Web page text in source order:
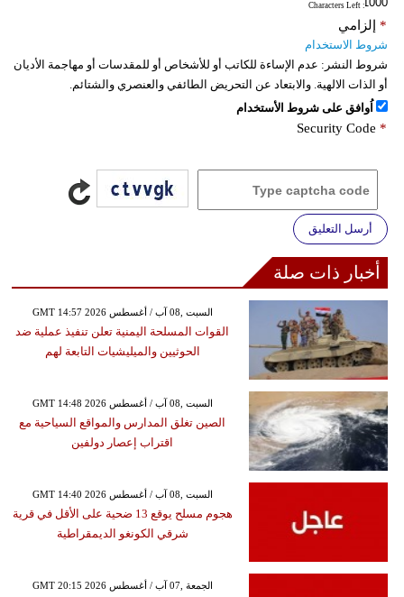
: Characters Left
إلزامي *
شروط الاستخدام
شروط النشر: عدم الإساءة للكاتب أو للأشخاص أو للمقدسات أو مهاجمة الأديان
أو الذات الالهية. والابتعاد عن التحريض الطائفي والعنصري والشتائم.
اُوافق على شروط الأستخدام
Security Code *
أرسل التعليق
أخبار ذات صلة
GMT 14:57 2026 السبت ,08 آب / أغسطس
القوات المسلحة اليمنية تعلن تنفيذ عملية ضد
الحوثيين والميليشيات التابعة لهم
GMT 14:48 2026 السبت ,08 آب / أغسطس
الصين تغلق المدارس والمواقع السياحية مع
اقتراب إعصار دولفين
GMT 14:40 2026 السبت ,08 آب / أغسطس
هجوم مسلح يوقع 13 ضحية على الأقل في قرية
شرقي الكونغو الديمقراطية
GMT 20:15 2026 الجمعة ,07 آب / أغسطس